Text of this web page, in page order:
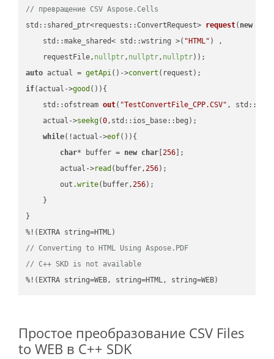
// превращение CSV Aspose.Cells
std::shared_ptr<requests::ConvertRequest> request( new
    std::make_shared< std::wstring >(
"HTML" ) ,
    requestFile,
nullptr, nullptr, nullptr))
auto actual = getApi()->convert
if(actual->good ()){
std::ofstream out( "TestConvertFile_CPP.CSV" ,
    actual->
seekg(0,std::ios_base::beg);
while(!actual->eof()){
char* buffer = new char [256 ];
        actual->
read (buffer,256);
        out.
write(buffer,256);
    }
}
// Converting to HTML Using Aspose.PDF
// C++ SKD is not available
%!(EXTRA string=WEB, string=HTML, string=WEB)
Простое преобразование CSV Files
to WEB в C++ SDK